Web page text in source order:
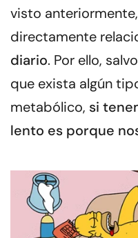
visto anteriormente,
directamente
diario. Por ello,
que exista algún
metabólico, si
lento es porque